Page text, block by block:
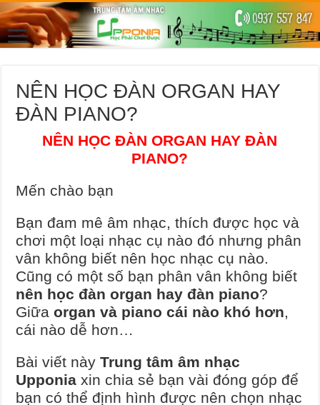
NÊN HỌC ĐÀN ORGAN HAY
ĐÀN PIANO?
NÊN HỌC ĐÀN ORGAN HAY ĐÀN
PIANO?
Mến chào bạn
Bạn đam mê âm nhạc, thích được học và
chơi một loại nhạc cụ nào đó nhưng phân
vân không biết nên học nhạc cụ nào.
Cũng có một số bạn phân vân không biết
nên học đàn organ hay đàn piano?
Giữaorgan và piano cái nào khó hơn,
cái nào dễ hơn…
Bài viết nàyTrung tâm âm nhạc
Upponia xin chia sẻ bạn vài đóng góp để
bạn có thể định hình được nên chọn nhạc